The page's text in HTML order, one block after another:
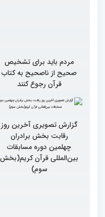
مردم باید برای تشخیص
صحیح از ناصحیح به کتاب
قرآن رجوع کنند
گزارش تصویری آخرین روز
رقابت بخش برادران